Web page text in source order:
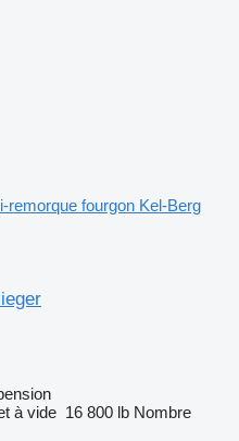
remorque fourgon Kel-Berg
à vide 16 800 lb Nombre